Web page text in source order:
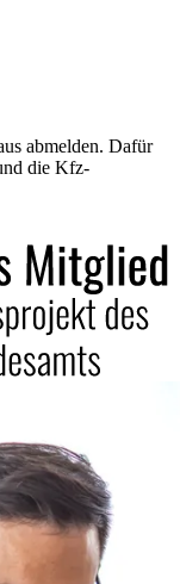
abmelden. Dafür
die Kfz-